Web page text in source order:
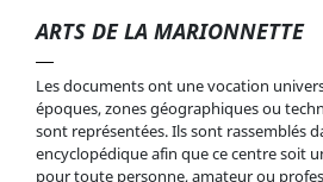
ARTS DE LA MARIONNETTE
Les documents ont une vocation
époques, zones géographiques ou
sont représentées. Ils sont rassemblés
encyclopédique afin que ce centre soit
pour toute personne, amateur ou